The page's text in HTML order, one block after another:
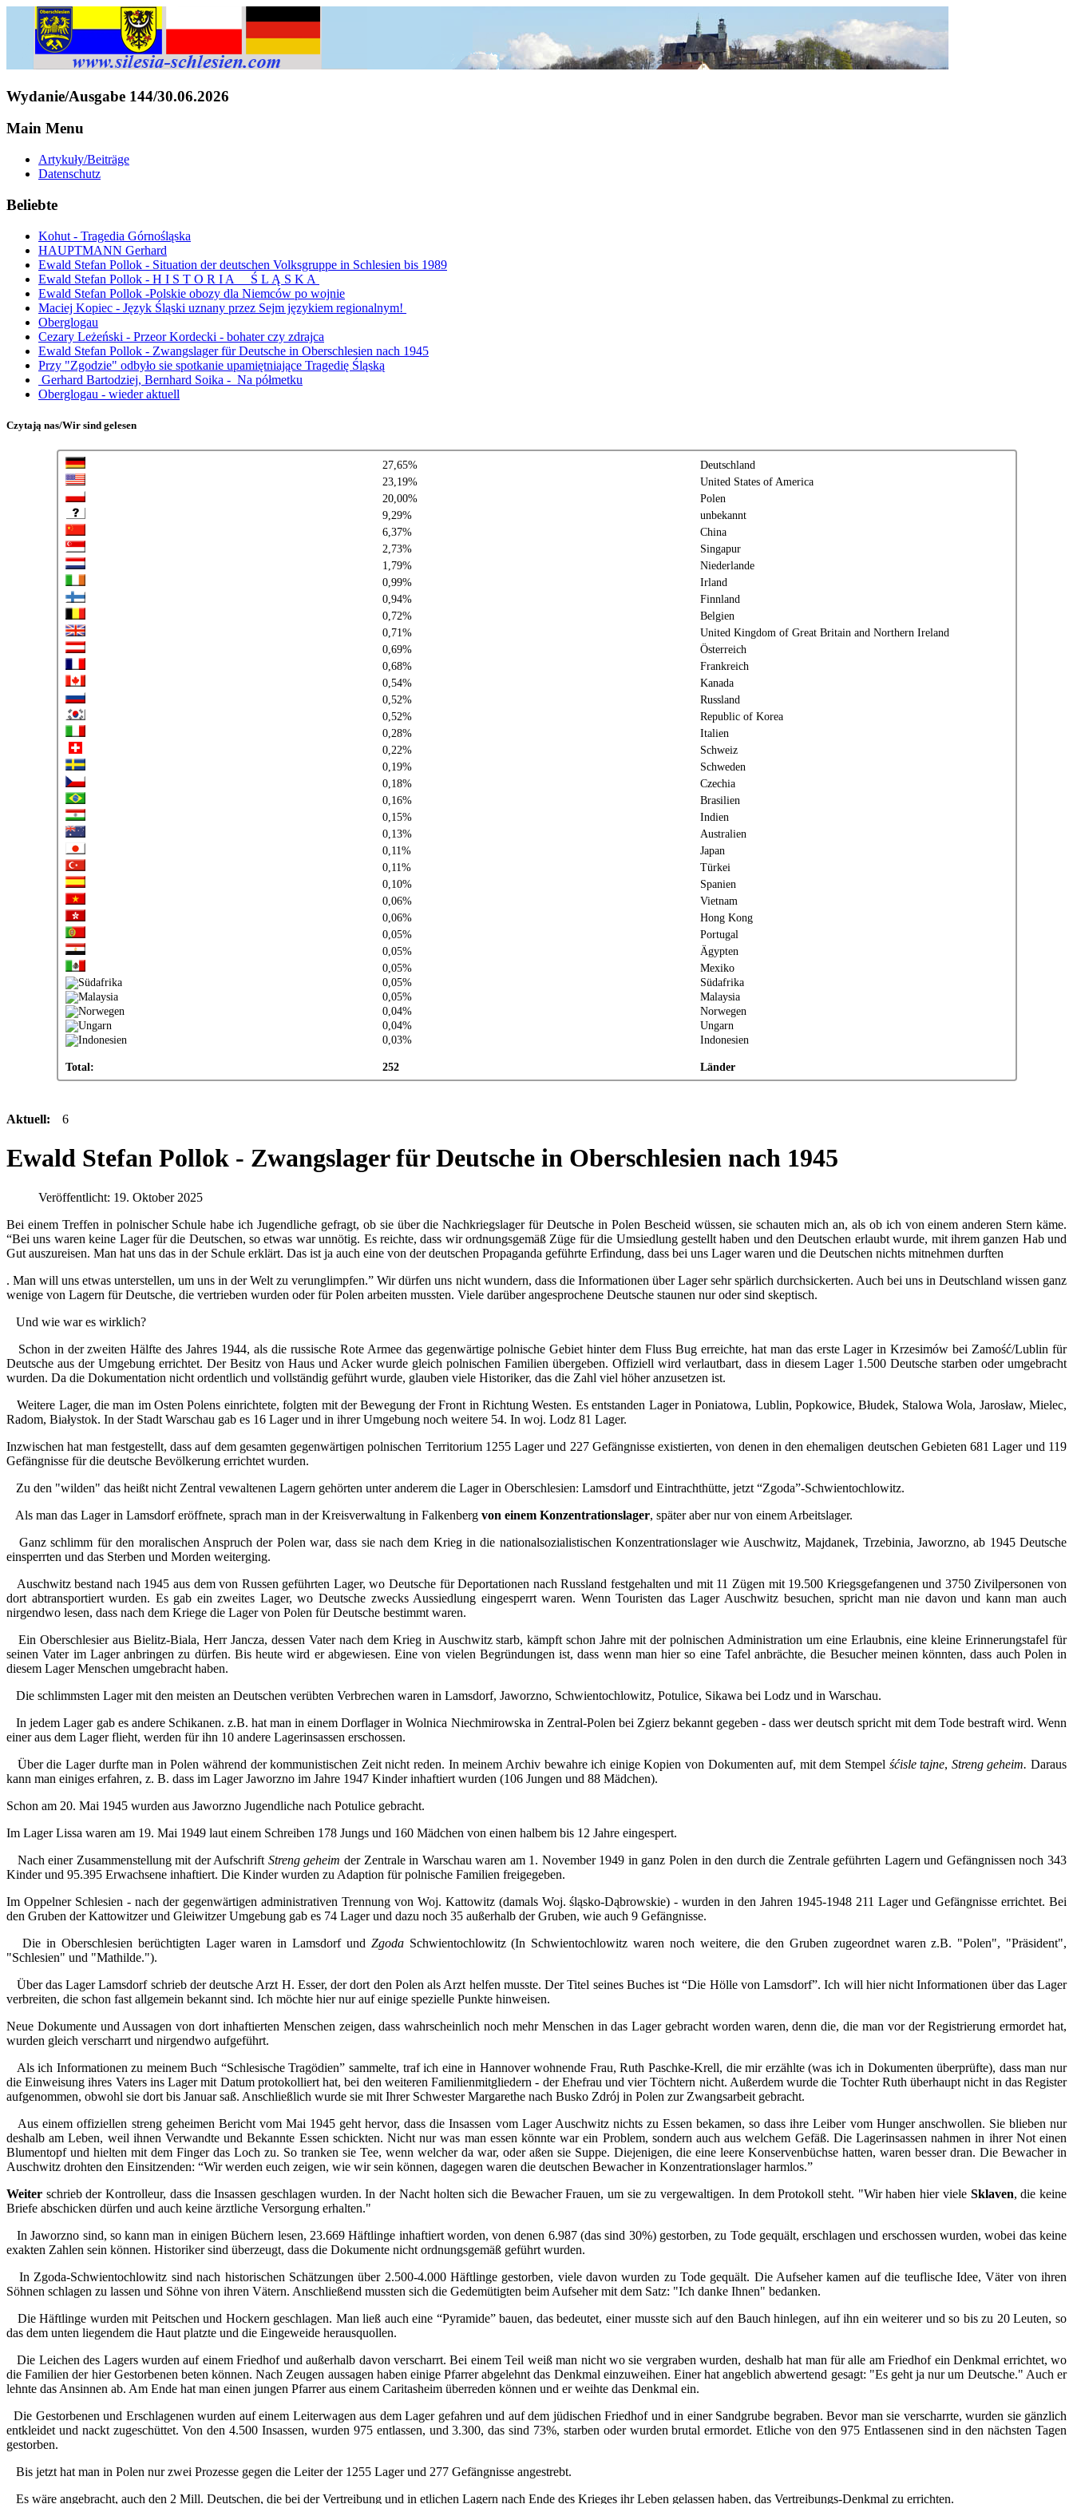
Wydanie/Ausgabe 144/30.06.2026
Main Menu
Artykuły/Beiträge
Datenschutz
Beliebte
Kohut - Tragedia Górnośląska
HAUPTMANN Gerhard
Ewald Stefan Pollok - Situation der deutschen Volksgruppe in Schlesien bis 1989
Ewald Stefan Pollok - H I S T O R I A Ś L Ą S K A
Ewald Stefan Pollok -Polskie obozy dla Niemców po wojnie
Maciej Kopiec - Język Śląski uznany przez Sejm językiem regionalnym!
Oberglogau
Cezary Leżeński - Przeor Kordecki - bohater czy zdrajca
Ewald Stefan Pollok - Zwangslager für Deutsche in Oberschlesien nach 1945
Przy "Zgodzie" odbyło sie spotkanie upamiętniające Tragedię Śląską
Gerhard Bartodziej, Bernhard Soika - Na półmetku
Oberglogau - wieder aktuell
Czytają nas/Wir sind gelesen
27,65%
Deutschland
23,19%
United States of America
20,00%
Polen
9,29%
unbekannt
6,37%
China
2,73%
Singapur
1,79%
Niederlande
0,99%
Irland
0,94%
Finnland
0,72%
Belgien
0,71%
United Kingdom of Great Britain and Northern Ireland
0,69%
Österreich
0,68%
Frankreich
0,54%
Kanada
0,52%
Russland
0,52%
Republic of Korea
0,28%
Italien
0,22%
Schweiz
0,19%
Schweden
0,18%
Czechia
0,16%
Brasilien
0,15%
Indien
0,13%
Australien
0,11%
Japan
0,11%
Türkei
0,10%
Spanien
0,06%
Vietnam
0,06%
Hong Kong
0,05%
Portugal
0,05%
Ägypten
0,05%
Mexiko
0,05%
Südafrika
0,05%
Malaysia
0,04%
Norwegen
0,04%
Ungarn
0,03%
Indonesien
Total: 252 Länder
Aktuell: 6
Ewald Stefan Pollok - Zwangslager für Deutsche in Oberschlesien nach 1945
Veröffentlicht: 19. Oktober 2025
Bei einem Treffen in polnischer Schule habe ich Jugendliche gefragt, ob sie über die Nachkriegslager für Deutsche in Polen Bescheid wüssen, sie schauten mich an, als ob ich von einem anderen Stern käme.
“Bei uns waren keine Lager für die Deutschen, so etwas war unnötig. Es reichte, dass wir ordnungsgemäß Züge für die Umsiedlung gestellt haben und den Deutschen erlaubt wurde, mit ihrem ganzen Hab und
Gut auszureisen. Man hat uns das in der Schule erklärt. Das ist ja auch eine von der deutschen Propaganda geführte Erfindung, dass bei uns Lager waren und die Deutschen nichts mitnehmen durften
. Man will uns etwas unterstellen, um uns in der Welt zu verunglimpfen.” Wir dürfen uns nicht wundern, dass die Informationen über Lager sehr spärlich durchsickerten. Auch bei uns in Deutschland wissen ganz
wenige von Lagern für Deutsche, die vertrieben wurden oder für Polen arbeiten mussten. Viele darüber angesprochene Deutsche staunen nur oder sind skeptisch.
Und wie war es wirklich?
Schon in der zweiten Hälfte des Jahres 1944, als die russische Rote Armee das gegenwärtige polnische Gebiet hinter dem Fluss Bug erreichte, hat man das erste Lager in Krzesimów bei Zamość/Lublin für
Deutsche aus der Umgebung errichtet. Der Besitz von Haus und Acker wurde gleich polnischen Familien übergeben. Offiziell wird verlautbart, dass in diesem Lager 1.500 Deutsche starben oder umgebracht
wurden. Da die Dokumentation nicht ordentlich und vollständig geführt wurde, glauben viele Historiker, das die Zahl viel höher anzusetzen ist.
Weitere Lager, die man im Osten Polens einrichtete, folgten mit der Bewegung der Front in Richtung Westen. Es entstanden Lager in Poniatowa, Lublin, Popkowice, Błudek, Stalowa Wola, Jarosław, Mielec,
Radom, Białystok. In der Stadt Warschau gab es 16 Lager und in ihrer Umgebung noch weitere 54. In woj. Lodz 81 Lager.
Inzwischen hat man festgestellt, dass auf dem gesamten gegenwärtigen polnischen Territorium 1255 Lager und 227 Gefängnisse existierten, von denen in den ehemaligen deutschen Gebieten 681 Lager und 119
Gefängnisse für die deutsche Bevölkerung errichtet wurden.
Zu den "wilden" das heißt nicht Zentral vewaltenen Lagern gehörten unter anderem die Lager in Oberschlesien: Lamsdorf und Eintrachthütte, jetzt “Zgoda”-Schwientochlowitz.
Als man das Lager in Lamsdorf eröffnete, sprach man in der Kreisverwaltung in Falkenberg von einem Konzentrationslager, später aber nur von einem Arbeitslager.
Ganz schlimm für den moralischen Anspruch der Polen war, dass sie nach dem Krieg in die nationalsozialistischen Konzentrationslager wie Auschwitz, Majdanek, Trzebinia, Jaworzno, ab 1945 Deutsche
einsperrten und das Sterben und Morden weiterging.
Auschwitz bestand nach 1945 aus dem von Russen geführten Lager, wo Deutsche für Deportationen nach Russland festgehalten und mit 11 Zügen mit 19.500 Kriegsgefangenen und 3750 Zivilpersonen von
dort abtransportiert wurden. Es gab ein zweites Lager, wo Deutsche zwecks Aussiedlung eingesperrt waren. Wenn Touristen das Lager Auschwitz besuchen, spricht man nie davon und kann man auch
nirgendwo lesen, dass nach dem Kriege die Lager von Polen für Deutsche bestimmt waren.
Ein Oberschlesier aus Bielitz-Biala, Herr Jancza, dessen Vater nach dem Krieg in Auschwitz starb, kämpft schon Jahre mit der polnischen Administration um eine Erlaubnis, eine kleine Erinnerungstafel für
seinen Vater im Lager anbringen zu dürfen. Bis heute wird er abgewiesen. Eine von vielen Begründungen ist, dass wenn man hier so eine Tafel anbrächte, die Besucher meinen könnten, dass auch Polen in
diesem Lager Menschen umgebracht haben.
Die schlimmsten Lager mit den meisten an Deutschen verübten Verbrechen waren in Lamsdorf, Jaworzno, Schwientochlowitz, Potulice, Sikawa bei Lodz und in Warschau.
In jedem Lager gab es andere Schikanen. z.B. hat man in einem Dorflager in Wolnica Niechmirowska in Zentral-Polen bei Zgierz bekannt gegeben - dass wer deutsch spricht mit dem Tode bestraft wird. Wenn
einer aus dem Lager flieht, werden für ihn 10 andere Lagerinsassen erschossen.
Über die Lager durfte man in Polen während der kommunistischen Zeit nicht reden. In meinem Archiv bewahre ich einige Kopien von Dokumenten auf, mit dem Stempel śćisle tajne, Streng geheim.Daraus
kann man einiges erfahren, z. B. dass im Lager Jaworzno im Jahre 1947 Kinder inhaftiert wurden (106 Jungen und 88 Mädchen).
Schon am 20. Mai 1945 wurden aus Jaworzno Jugendliche nach Potulice gebracht.
Im Lager Lissa waren am 19. Mai 1949 laut einem Schreiben 178 Jungs und 160 Mädchen von einen halbem bis 12 Jahre eingespert.
Nach einer Zusammenstellung mit der Aufschrift Streng geheim der Zentrale in Warschau waren am 1. November 1949 in ganz Polen in den durch die Zentrale geführten Lagern und Gefängnissen noch 343
Kinder und 95.395 Erwachsene inhaftiert. Die Kinder wurden zu Adaption für polnische Familien freigegeben.
Im Oppelner Schlesien - nach der gegenwärtigen administrativen Trennung von Woj. Kattowitz (damals Woj. śląsko-Dąbrowskie) - wurden in den Jahren 1945-1948 211 Lager und Gefängnisse errichtet. Bei
den Gruben der Kattowitzer und Gleiwitzer Umgebung gab es 74 Lager und dazu noch 35 außerhalb der Gruben, wie auch 9 Gefängnisse.
Die in Oberschlesien berüchtigten Lager waren in Lamsdorf und Zgoda Schwientochlowitz (In Schwientochlowitz waren noch weitere, die den Gruben zugeordnet waren z.B. "Polen", "Präsident",
"Schlesien" und "Mathilde.").
Über das Lager Lamsdorf schrieb der deutsche Arzt H. Esser, der dort den Polen als Arzt helfen musste. Der Titel seines Buches ist “Die Hölle von Lamsdorf”. Ich will hier nicht Informationen über das Lager
verbreiten, die schon fast allgemein bekannt sind. Ich möchte hier nur auf einige spezielle Punkte hinweisen.
Neue Dokumente und Aussagen von dort inhaftierten Menschen zeigen, dass wahrscheinlich noch mehr Menschen in das Lager gebracht worden waren, denn die, die man vor der Registrierung ermordet hat,
wurden gleich verscharrt und nirgendwo aufgeführt.
Als ich Informationen zu meinem Buch “Schlesische Tragödien” sammelte, traf ich eine in Hannover wohnende Frau, Ruth Paschke-Krell, die mir erzählte (was ich in Dokumenten überprüfte), dass man nur
die Einweisung ihres Vaters ins Lager mit Datum protokolliert hat, bei den weiteren Familienmitgliedern - der Ehefrau und vier Töchtern nicht. Außerdem wurde die Tochter Ruth überhaupt nicht in das Register
aufgenommen, obwohl sie dort bis Januar saß. Anschließlich wurde sie mit Ihrer Schwester Margarethe nach Busko Zdrój in Polen zur Zwangsarbeit gebracht.
Aus einem offiziellen streng geheimen Bericht vom Mai 1945 geht hervor, dass die Insassen vom Lager Auschwitz nichts zu Essen bekamen, so dass ihre Leiber vom Hunger anschwollen. Sie blieben nur
deshalb am Leben, weil ihnen Verwandte und Bekannte Essen schickten. Nicht nur was man essen könnte war ein Problem, sondern auch aus welchem Gefäß. Die Lagerinsassen nahmen in ihrer Not einen
Blumentopf und hielten mit dem Finger das Loch zu. So tranken sie Tee, wenn welcher da war, oder aßen sie Suppe. Diejenigen, die eine leere Konservenbüchse hatten, waren besser dran. Die Bewacher in
Auschwitz drohten den Einsitzenden: “Wir werden euch zeigen, wie wir sein können, dagegen waren die deutschen Bewacher in Konzentrationslager harmlos.”
Weiter schrieb der Kontrolleur, dass die Insassen geschlagen wurden. In der Nacht holten sich die Bewacher Frauen, um sie zu vergewaltigen. In dem Protokoll steht. "Wir haben hier vieleSklaven, die keine
Briefe abschicken dürfen und auch keine ärztliche Versorgung erhalten."
In Jaworzno sind, so kann man in einigen Büchern lesen, 23.669 Häftlinge inhaftiert worden, von denen 6.987 (das sind 30%) gestorben, zu Tode gequält, erschlagen und erschossen wurden, wobei das keine
exakten Zahlen sein können. Historiker sind überzeugt, dass die Dokumente nicht ordnungsgemäß geführt wurden.
In Zgoda-Schwientochlowitz sind nach historischen Schätzungen über 2.500-4.000 Häftlinge gestorben, viele davon wurden zu Tode gequält. Die Aufseher kamen auf die teuflische Idee, Väter von ihren
Söhnen schlagen zu lassen und Söhne von ihren Vätern. Anschließend mussten sich die Gedemütigten beim Aufseher mit dem Satz: "Ich danke Ihnen" bedanken.
Die Häftlinge wurden mit Peitschen und Hockern geschlagen. Man ließ auch eine “Pyramide” bauen, das bedeutet, einer musste sich auf den Bauch hinlegen, auf ihn ein weiterer und so bis zu 20 Leuten, so
das dem unten liegendem die Haut platzte und die Eingeweide herausquollen.
Die Leichen des Lagers wurden auf einem Friedhof und außerhalb davon verscharrt. Bei einem Teil weiß man nicht wo sie vergraben wurden, deshalb hat man für alle am Friedhof ein Denkmal errichtet, wo
die Familien der hier Gestorbenen beten können. Nach Zeugen aussagen haben einige Pfarrer abgelehnt das Denkmal einzuweihen. Einer hat angeblich abwertend gesagt: "Es geht ja nur um Deutsche." Auch er
lehnte das Ansinnen ab. Am Ende hat man einen jungen Pfarrer aus einem Caritasheim überreden können und er weihte das Denkmal ein.
Die Gestorbenen und Erschlagenen wurden auf einem Leiterwagen aus dem Lager gefahren und auf dem jüdischen Friedhof und in einer Sandgrube begraben. Bevor man sie verscharrte, wurden sie gänzlich
entkleidet und nackt zugeschüttet. Von den 4.500 Insassen, wurden 975 entlassen, und 3.300, das sind 73%, starben oder wurden brutal ermordet. Etliche von den 975 Entlassenen sind in den nächsten Tagen
gestorben.
Bis jetzt hat man in Polen nur zwei Prozesse gegen die Leiter der 1255 Lager und 277 Gefängnisse angestrebt.
Es wäre angebracht, auch den 2 Mill. Deutschen, die bei der Vertreibung und in etlichen Lagern nach Ende des Krieges ihr Leben gelassen haben, das Vertreibungs-Denkmal zu errichten.